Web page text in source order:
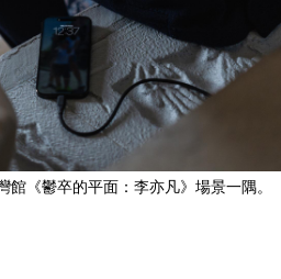
館《鬱卒的平面：李亦凡》場景一隅。